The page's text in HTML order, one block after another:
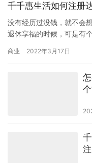
千千惠生活如何注册
没有经历过没钱，就不会
退休享福的时候，可是有
也开始…
商业 2022年3月17日